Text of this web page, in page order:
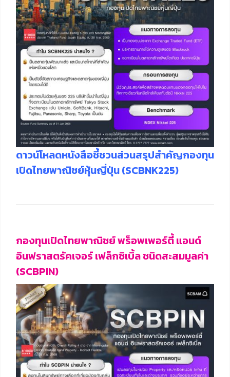
ดาวน์โหลดหนังสือชี้ชวนส่วนสรุปสำคัญกองทุน
เปิดไทยพาณิชย์หุ้นญี่ปุ่น (SCBNK225)
กองทุนเปิดไทยพาณิชย์ พร็อพเพอร์ตี้ แอนด์
อินฟราสตรัคเจอร์ เฟล็กซิเบิ้ล ชนิดสะสมมูลค่า
(SCBPIN)